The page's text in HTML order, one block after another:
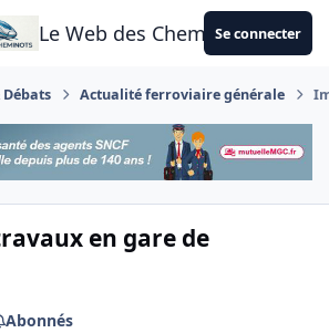
Le Web des CheminotsSe connecter
Actualité ferroviaire générale
en gare de
Abonnés